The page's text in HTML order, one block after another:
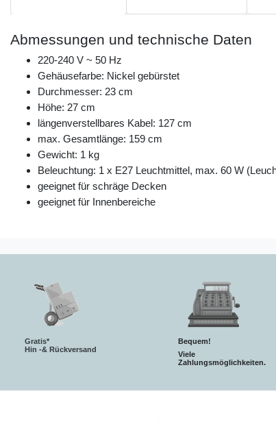
Abmessungen und technische Daten
220-240 V ~ 50 Hz
Gehäusefarbe: Nickel gebürstet
Durchmesser: 23 cm
Höhe: 27 cm
längenverstellbares Kabel: 127 cm
max. Gesamtlänge: 159 cm
Gewicht: 1 kg
Beleuchtung: 1 x E27 Leuchtmittel, max. 60 W
geeignet für schräge Decken
geeignet für Innenbereiche
Gratis*
Hin -& Rückversand
Bequem!
Viele
Zahlungsmöglichkeiten.